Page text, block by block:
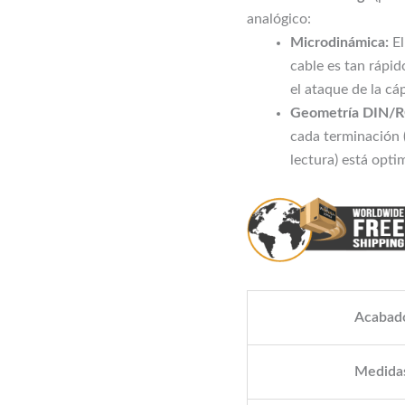
analógico:
Microdinámica:
cable es tan
el ataque de la
Geometría DIN/
cada terminación
lectura) está